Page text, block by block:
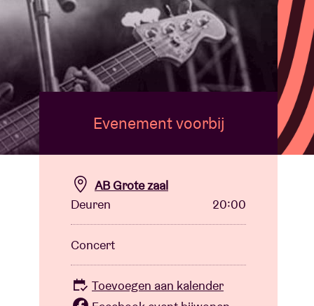
Evenement voorbij
AB Grote zaal
Deuren
20:00
Concert
Toevoegen aan kalender